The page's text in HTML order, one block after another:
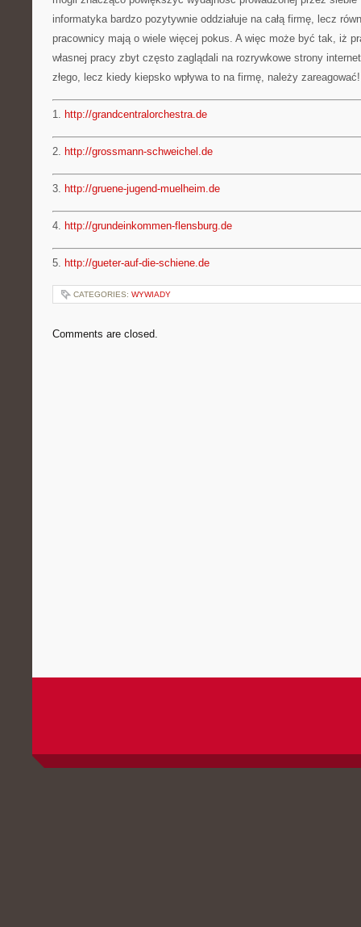
informatyka bardzo pozytywnie oddziałuje na całą firmę, lecz
pracownicy mają o wiele więcej pokus. A więc może być tak, iż
własnej pracy zbyt często zaglądali na rozrywkowe strony
złego, lecz kiedy kiepsko wpływa to na firmę, należy zareagować!
1. http://grandcentralorchestra.de
2. http://grossmann-schweichel.de
3. http://gruene-jugend-muelheim.de
4. http://grundeinkommen-flensburg.de
5. http://gueter-auf-die-schiene.de
CATEGORIES: WYWIADY
Comments are closed.